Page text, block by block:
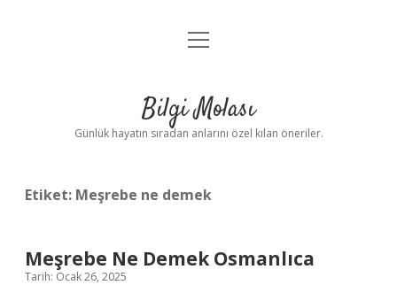
Anasayfa
Yasal Uyarı
menüyü
Bilgi Molası
Günlük hayatın sıradan anlarını özel kılan öneriler.
Etiket: Meşrebe ne demek
Meşrebe Ne Demek Osmanlıca
Tarih: Ocak 26, 2025